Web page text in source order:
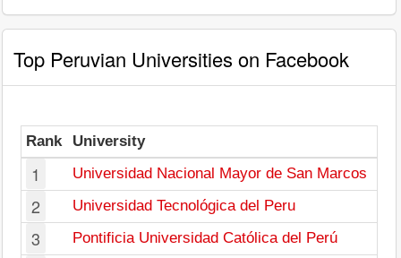
Top Peruvian Universities on Facebook
Rank University
1 Universidad Nacional Mayor de San Marcos
2 Universidad Tecnológica del Peru
3 Pontificia Universidad Católica del Perú